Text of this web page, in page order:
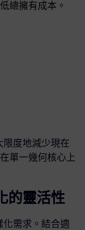
總擁有成本。
限度地減少現在
單一幾何核心上
的靈活性
化需求。結合適